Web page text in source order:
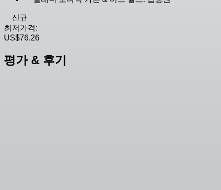
신규
최저가격:
US$76.26
평가 & 후기